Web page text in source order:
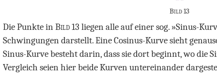
Bild 13
Die Punkte inBild 13 liegen alle auf einer sog. »Sinus-
Schwingungen darstellt. Eine Cosinus-Kurve sieht
Sinus-Kurve besteht darin, dass sie dort beginnt, wo die
Vergleich seien hier beide Kurven untereinander